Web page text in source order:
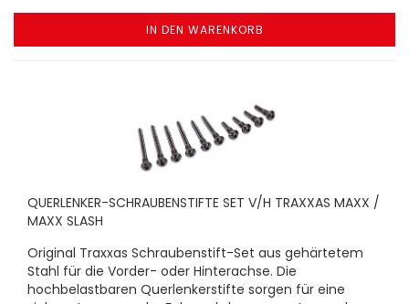
IN DEN WARENKORB
QUERLENKER-SCHRAUBENSTIFTE SET V/H TRAXXAS MAXX /
MAXX SLASH
Original Traxxas Schraubenstift-Set aus gehärtetem
Stahl für die Vorder- oder Hinterachse. Die
hochbelastbaren Querlenkerstifte sorgen für eine